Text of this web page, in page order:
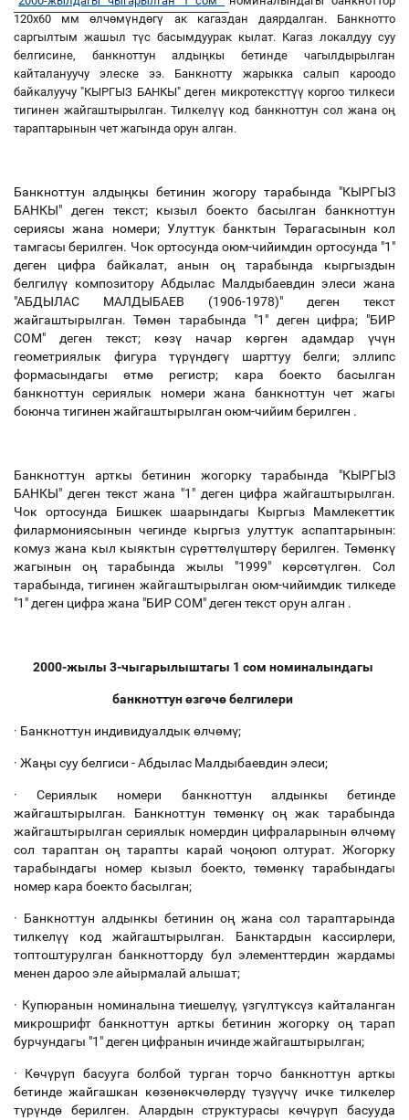
120х60 мм өлчөмүндөгү ак кагаздан даярдалган. Банкнотто
саргылтым жашыл түс басымдуурак кылат. Кагаз локалдуу суу
белгисине, банкноттун алдыңкы бетинде чагылдырылган
кайталануучу элеске ээ. Банкнотту жарыкка салып кароодо
байкалуучу "КЫРГЫЗ БАНКЫ" деген микротексттүү коргоо тилкеси
тигинен жайгаштырылган. Тилкелүү код банкноттун сол жана оң
тараптарынын чет жагында орун алган.
Банкноттун алдыңкы бетинин жогору тарабында "КЫРГЫЗ
БАНКЫ" деген текст; кызыл боекто басылган банкноттун
сериясы жана номери; Улуттук банктын Төрагасынын кол
тамгасы берилген. Чок ортосунда оюм-чийимдин ортосунда "1"
деген цифра байкалат, анын оң тарабында кыргыздын
белгилүү композитору Абдылас Малдыбаевдин элеси жана
"АБДЫЛАС МАЛДЫБАЕВ (1906-1978)" деген текст
жайгаштырылган. Төмөн тарабында "1" деген цифра; "БИР
СОМ" деген текст; көзү начар көргөн адамдар үчүн
геометриялык фигура түрүндөгү шарттуу белги; эллипс
формасындагы өтмө регистр; кара боекто басылган
банкноттун сериялык номери жана банкноттун чет жагы
боюнча тигинен жайгаштырылган оюм-чийим берилген .
Банкноттун арткы бетинин жогорку тарабында "КЫРГЫЗ
БАНКЫ" деген текст жана "1" деген цифра жайгаштырылган.
Чок ортосунда Бишкек шаарындагы Кыргыз Мамлекеттик
филармониясынын чегинде кыргыз улуттук аспаптарынын:
комуз жана кыл кыяктын сүрөттөлүштөрү берилген. Төмөнкү
жагынын оң тарабында жылы "1999" көрсөтүлгөн. Сол
тарабында, тигинен жайгаштырылган оюм-чийимдик тилкеде
"1" деген цифра жана "БИР СОМ" деген текст орун алган .
2000-жылы 3-чыгарылыштагы 1 сом номиналындагы
банкноттун өзгөчө белгилери
· Банкноттун индивидуалдык өлчөмү;
· Жаңы суу белгиси - Абдылас Малдыбаевдин элеси;
·
Сериялык номери банкноттун алдынкы бетинде
жайгаштырылган. Банкноттун төмөнкү оң жак тарабында
жайгаштырылган сериялык номердин цифраларынын өлчөмү
сол тараптан оң тарапты карай чоңоюп олтурат. Жогорку
тарабындагы номер кызыл боекто, төмөнкү тарабындагы
номер кара боекто басылган;
· Банкноттун алдынкы бетинин оң жана сол тараптарында
тилкелүү код жайгаштырылган. Банктардын кассирлери,
топтоштурулган банкнотторду бул элементтердин жардамы
менен дароо эле айырмалай алышат;
· Купюранын номиналына тиешелүү, үзгүлтүксүз кайталанган
микрошрифт банкноттун арткы бетинин жогорку оң тарап
бурчундагы "1" деген цифранын ичинде жайгаштырылган;
·
Көчүрүп басууга болбой турган торчо банкноттун арткы
бетинде жайгашкан көзөнөкчөлөрдү түзүүчү ичке тилкелер
түрүндө берилген. Алардын структурасы көчүрүп басууда